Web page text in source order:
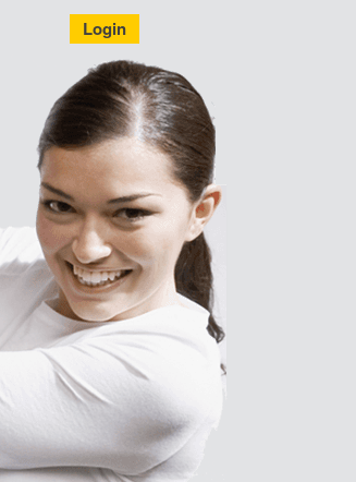
Login